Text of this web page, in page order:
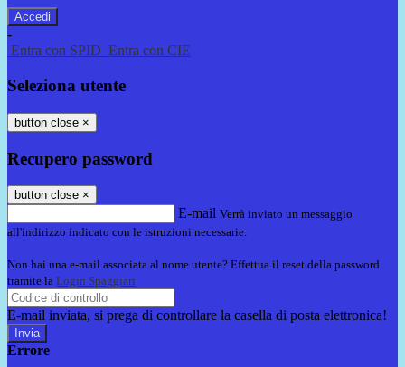
-
Entra con SPID Entra con CIE
Seleziona utente
button close ×
Recupero password
button close ×
E-mail Verrà inviato un messaggio
all'indirizzo indicato con le istruzioni necessarie.
Non hai una e-mail associata al nome utente? Effettua il reset della password
tramite la Login Spaggiari
E-mail inviata, si prega di controllare la casella di posta elettronica!
Errore